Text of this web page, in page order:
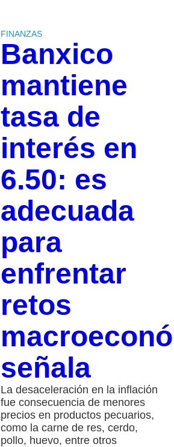
FINANZAS
Banxico
mantiene
tasa de
interés en
6.50: es
adecuada
para
enfrentar
retos
señala
La desaceleración en la inflación
fue consecuencia de menores
precios en productos pecuarios,
como la carne de res, cerdo,
pollo, huevo, entre otros